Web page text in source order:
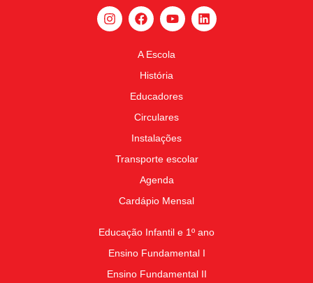
A Escola
História
Educadores
Circulares
Instalações
Transporte escolar
Agenda
Cardápio Mensal
Educação Infantil e 1º ano
Ensino Fundamental I
Ensino Fundamental II